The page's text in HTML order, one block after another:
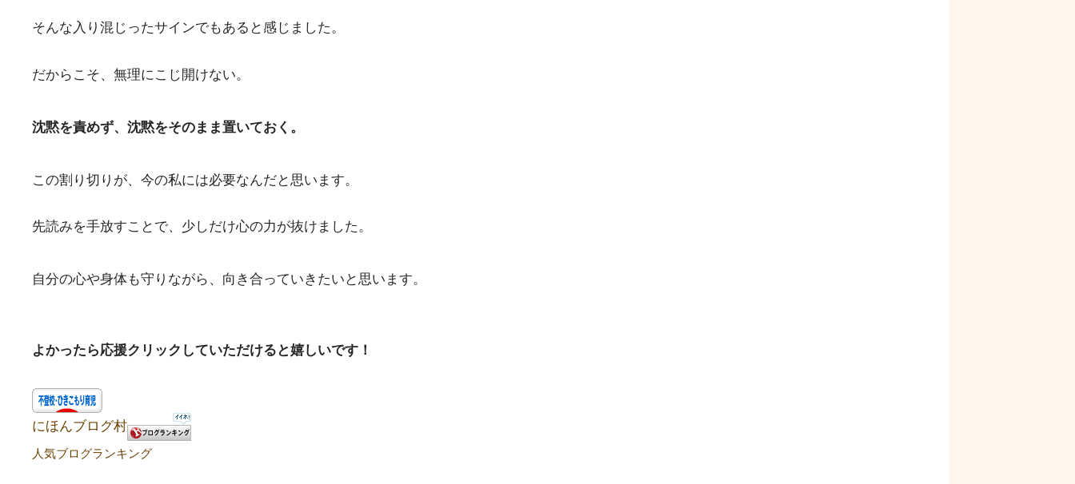
そんな入り混じったサインでもあると感じました。
だからこそ、無理にこじ開けない。
沈黙を責めず、沈黙をそのまま置いておく。
この割り切りが、今の私には必要なんだと思います。
先読みを手放すことで、少しだけ心の力が抜けました。
自分の心や身体も守りながら、向き合っていきたいと思います。
よかったら応援クリックしていただけると嬉しいです！
にほんブログ村
人気ブログランキング